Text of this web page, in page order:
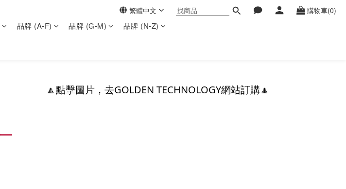
繁體中文 購物車(0)
品牌 (A-F) 品牌 (G-M)
品牌 (N-Z)
🔼點擊圖片，去GOLDEN TECHNOLOGY網站訂購🔼